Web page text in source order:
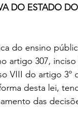
DO ESTADO
do ensino
artigo 307,
VIII do artigo 3º
desta lei,
das